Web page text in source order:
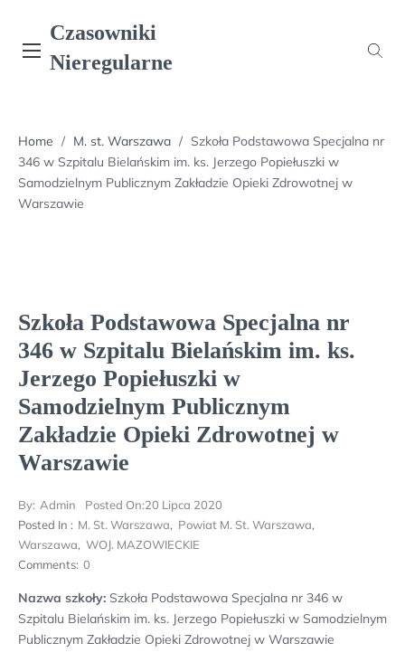
content
Czasowniki
Nieregularne
Home / M. st. Warszawa / Szkoła Podstawowa Specjalna nr
346 w Szpitalu Bielańskim im. ks. Jerzego Popiełuszki w
Samodzielnym Publicznym Zakładzie Opieki Zdrowotnej w
Warszawie
Szkoła Podstawowa Specjalna nr
346 w Szpitalu Bielańskim im. ks.
Jerzego Popiełuszki w
Samodzielnym Publicznym
Zakładzie Opieki Zdrowotnej w
Warszawie
By: Admin Posted On:20 Lipca 2020
Posted In : M. St. Warszawa, Powiat M. St. Warszawa,
Warszawa, WOJ. MAZOWIECKIE
Comments: 0
Nazwa szkoły: Szkoła Podstawowa Specjalna nr 346 w
Szpitalu Bielańskim im. ks. Jerzego Popiełuszki w Samodzielnym
Publicznym Zakładzie Opieki Zdrowotnej w Warszawie